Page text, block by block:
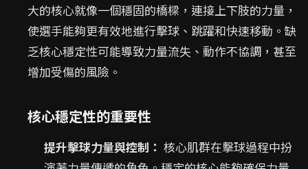
大的核心就像一個穩固的橋樑，連接上下肢的力量，
使選手能夠更有效地進行擊球、跳躍和快速移動。缺
乏核心穩定性可能導致力量流失、動作不協調，甚至
增加受傷的風險。
核心穩定性的重要性
提升擊球力量與控制： 核心肌群在擊球過程中扮